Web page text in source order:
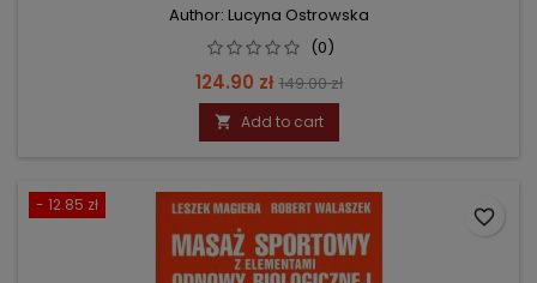
Author: Lucyna Ostrowska
(0)
Price
124.90 zł Regular
price
149.00 zł
 Add to cart
- 12.85 zł
favorite_border